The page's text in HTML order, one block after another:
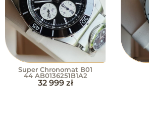
Super Chronomat B01
44 AB0136251B1A2
32 999 zł